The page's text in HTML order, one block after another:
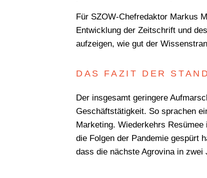
Für SZOW-Chefredaktor Markus
Entwicklung der Zeitschrift und
aufzeigen, wie gut der
DAS FAZIT DER
Der insgesamt geringere
Geschäftstätigkeit. So sprachen
Marketing. Wiederkehrs
die Folgen der Pandemie gespürt
dass die nächste Agrovina in